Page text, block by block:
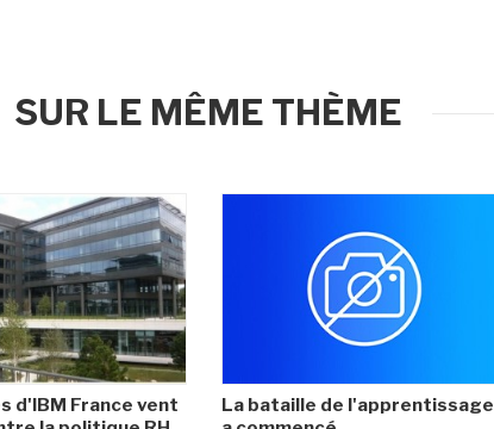
SUR LE MÊME THÈME
d'IBM France vent
La bataille de l'apprentissage